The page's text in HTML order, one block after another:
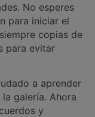
No esperes
para iniciar el
copias de
para evitar
a aprender
galería. Ahora
y